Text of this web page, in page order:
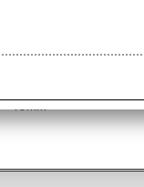
-
QSMST35
16mm